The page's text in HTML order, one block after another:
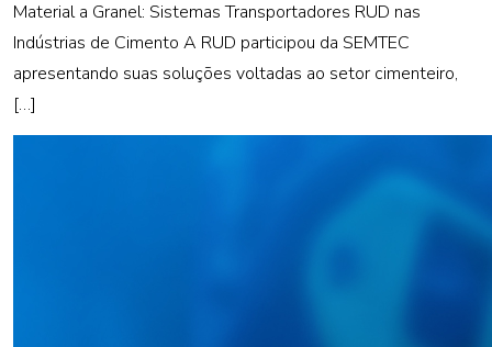
Material a Granel: Sistemas Transportadores RUD nas
Indústrias de Cimento A RUD participou da SEMTEC
apresentando suas soluções voltadas ao setor cimenteiro,
[…]